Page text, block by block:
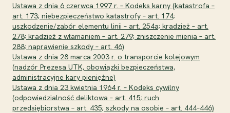
Ustawa z dnia 6 czerwca 1997 r. – Kodeks karny (katastrofa –
art. 173; niebezpieczeństwo katastrofy – art. 174;
uszkodzenie/zabór elementu linii – art. 254a; kradzież – art.
278; kradzież z włamaniem – art. 279; zniszczenie mienia – art.
288; naprawienie szkody – art. 46)
Ustawa z dnia 28 marca 2003 r. o transporcie kolejowym
(nadzór Prezesa UTK, obowiązki bezpieczeństwa,
administracyjne kary pieniężne)
Ustawa z dnia 23 kwietnia 1964 r. – Kodeks cywilny
(odpowiedzialność deliktowa – art. 415; ruch
przedsiębiorstwa – art. 435; szkody na osobie – art. 444–446)